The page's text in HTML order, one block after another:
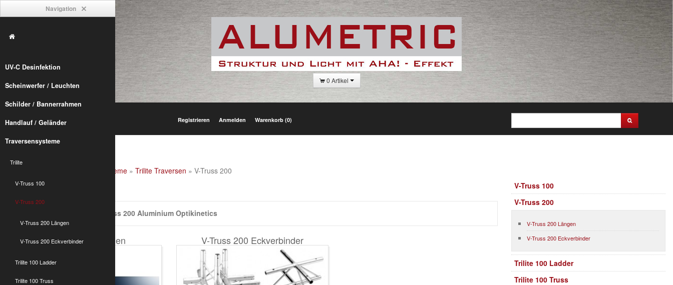
Navigation
UV-C Desinfektion
Scheinwerfer / Leuchten
Schilder / Bannerrahmen
Handlauf / Geländer
Traversensysteme
Trilite
V-Truss 100
V-Truss 200
V-Truss 200 Längen
V-Truss 200 Eckverbinder
Trilite 100 Ladder
Trilite 100 Truss
0 Artikel
Registrieren Anmelden Warenkorb (0)
Traversensysteme » Trilite Traversen » V-Truss 200
V-Truss 200
Traversen Trilite V-Truss 200 Aluminium Optikinetics
V-Truss 200 Längen V-Truss 200 Eckverbinder
V-Truss 100
V-Truss 200
V-Truss 200 Längen
V-Truss 200 Eckverbinder
Trilite 100 Ladder
Trilite 100 Truss